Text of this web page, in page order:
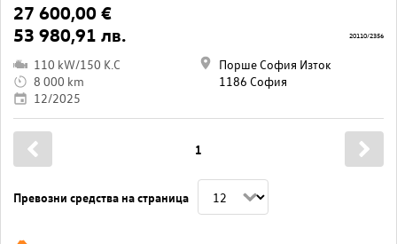
27 600,00 €
53 980,91 лв.
110 kW/150 K.C
8 000 km
12/2025
Порше София Изток
1186 София
20110/2356
Превозни средства на страница
1